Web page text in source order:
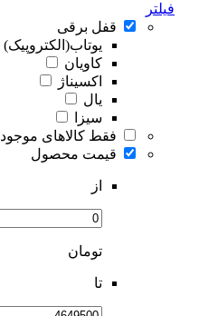
فیلتر
قفل برقی
یوتاب(الکتروپیک)
کاویان
اکسیناژ
یال
سیزا
فقط کالاهای موجود
قیمت محصول
از
تومان
تا